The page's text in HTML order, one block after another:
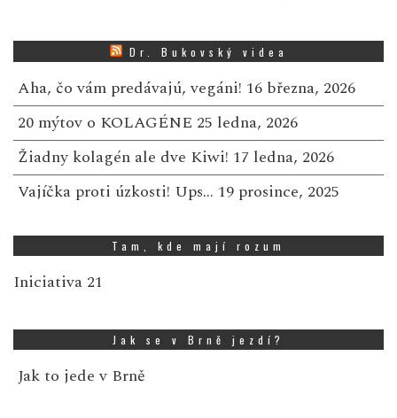
Dr. Bukovský videa
Aha, čo vám predávajú, vegáni! 16 března, 2026
20 mýtov o KOLAGÉNE 25 ledna, 2026
Žiadny kolagén ale dve Kiwi! 17 ledna, 2026
Vajíčka proti úzkosti! Ups… 19 prosince, 2025
Tam, kde mají rozum
Iniciativa 21
Jak se v Brně jezdí?
Jak to jede v Brně